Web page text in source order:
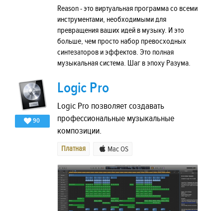
Reason - это виртуальная программа со всеми
инструментами, необходимыми для
превращения ваших идей в музыку. И это
больше, чем просто набор превосходных
синтезаторов и эффектов. Это полная
музыкальная система. Шаг в эпоху Разума.
90
Logic Pro
Logic Pro позволяет создавать
профессиональные музыкальные
композиции.
Платная Mac OS